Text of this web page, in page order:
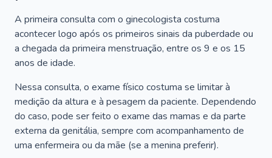
A primeira consulta com o ginecologista costuma
acontecer logo após os primeiros sinais da puberdade ou
a chegada da primeira menstruação, entre os 9 e os 15
anos de idade.
Nessa consulta, o exame físico costuma se limitar à
medição da altura e à pesagem da paciente. Dependendo
do caso, pode ser feito o exame das mamas e da parte
externa da genitália, sempre com acompanhamento de
uma enfermeira ou da mãe (se a menina preferir).